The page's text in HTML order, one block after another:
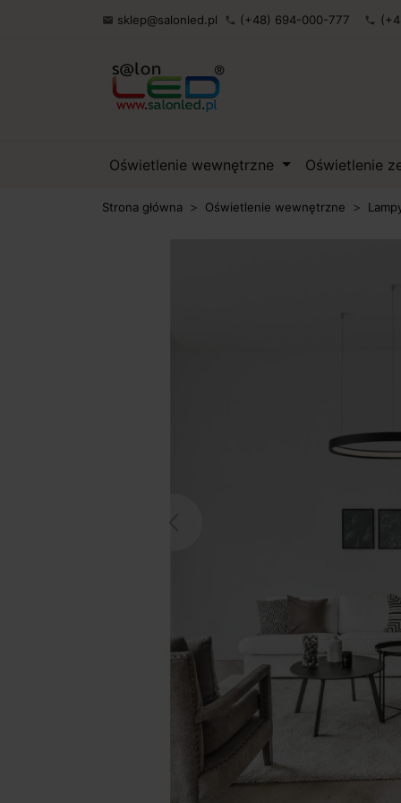
 sklep@salonled.pl phone (+48) 694-000-777 phone
Oświetlenie wewnętrzne Oświetlenie
Strona główna Oświetlenie wewnętrzne